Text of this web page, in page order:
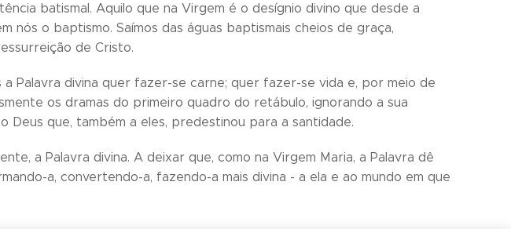
batismal. Aquilo que na Virgem é o desígnio divino que desde a
nós o baptismo. Saímos das águas baptismais cheios de graça,
de Cristo.
a Palavra divina quer fazer-se carne; quer fazer-se vida e, por meio de
os dramas do primeiro quadro do retábulo, ignorando a sua
Deus que, também a eles, predestinou para a santidade.
a Palavra divina. A deixar que, como na Virgem Maria, a Palavra dê
a, convertendo-a, fazendo-a mais divina - a ela e ao mundo em que